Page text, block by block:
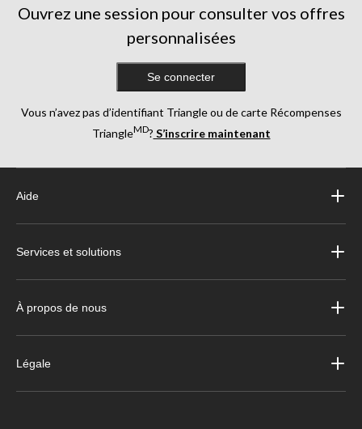
Ouvrez une session pour consulter vos offres
personnalisées
Se connecter
Vous n’avez pas d’identifiant Triangle ou de carte Récompenses
TriangleMD? S’inscrire maintenant
Aide
Services et solutions
À propos de nous
Légale